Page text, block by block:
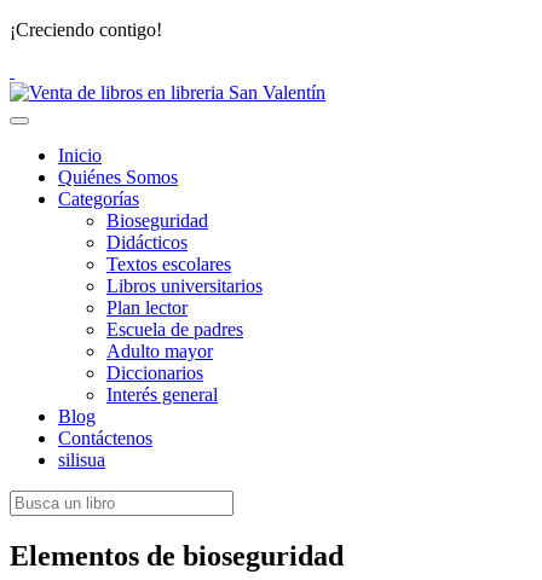
¡Creciendo contigo!
Toggle
navigation
Inicio
Quiénes Somos
Categorías
Bioseguridad
Didácticos
Textos escolares
Libros universitarios
Plan lector
Escuela de padres
Adulto mayor
Diccionarios
Interés general
Blog
Contáctenos
silisua
Elementos de bioseguridad